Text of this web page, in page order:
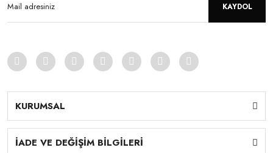
KAYDOL
KURUMSAL
İADE VE DEĞİŞİM BİLGİLERİ